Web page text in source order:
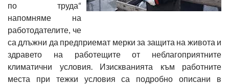
по труда“
напомняме на
работодателите, че
са длъжни да предприемат мерки за защита на живота и
здравето на работещите от неблагоприятните
климатични условия. Изискванията към работните
места при тежки условия са подробно описани в